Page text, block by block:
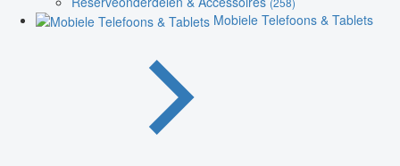
Mobiele Telefoons & Tablets